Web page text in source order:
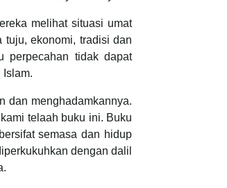
melihat situasi umat
tuju, ekonomi, tradisi dan
perpecahan tidak dapat
dan menghadamkannya.
telaah buku ini. Buku
semasa dan hidup
dengan dalil